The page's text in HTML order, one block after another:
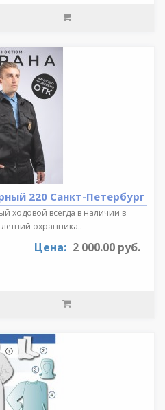
220 Санкт-Петербург
ходовой всегда в наличии в
охранника..
Цена: 2 000.00 руб.